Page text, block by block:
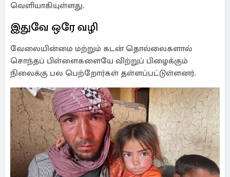
வெளியாகியுள்ளது.
இதுவே ஒரே வழி
வேலையின்மை மற்றும் கடன் தொல்லைகளால்
சொந்தப் பிள்ளைகளையே விற்றுப் பிழைக்கும்
நிலைக்கு பல பெற்றோர்கள் தள்ளப்பட்டுள்ளனர்.